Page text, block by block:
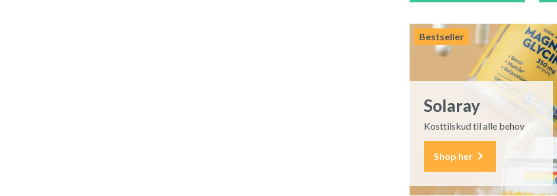
Bestseller
Solaray
Kosttilskud til alle behov
Shop her